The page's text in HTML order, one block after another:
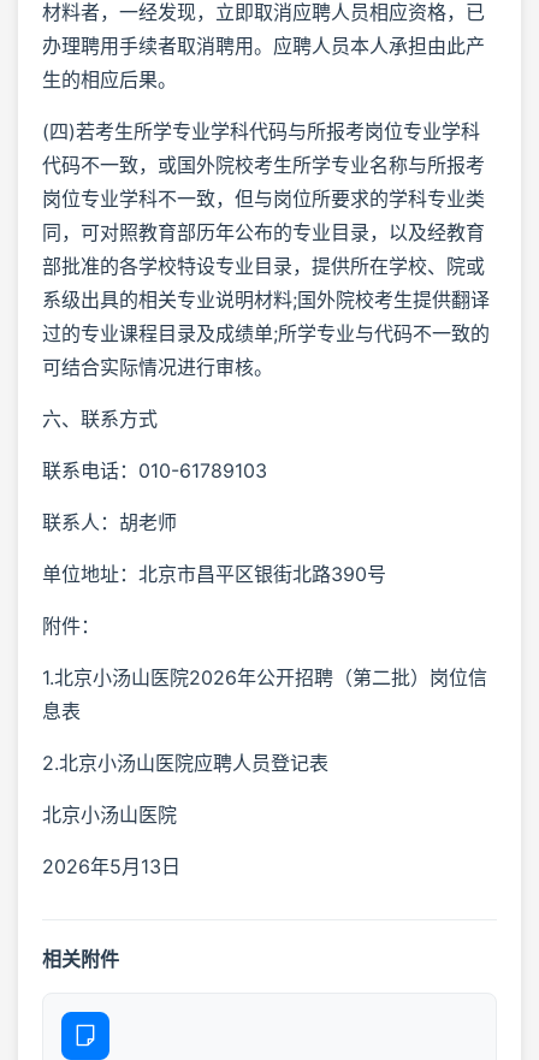
材料者，一经发现，立即取消应聘人员相应资格，已
办理聘用手续者取消聘用。应聘人员本人承担由此产
生的相应后果。
(四)若考生所学专业学科代码与所报考岗位专业学科
代码不一致，或国外院校考生所学专业名称与所报考
岗位专业学科不一致，但与岗位所要求的学科专业类
同，可对照教育部历年公布的专业目录，以及经教育
部批准的各学校特设专业目录，提供所在学校、院或
系级出具的相关专业说明材料;国外院校考生提供翻译
过的专业课程目录及成绩单;所学专业与代码不一致的
可结合实际情况进行审核。
六、联系方式
联系电话：010-61789103
联系人：胡老师
单位地址：北京市昌平区银街北路390号
附件：
1.北京小汤山医院2026年公开招聘（第二批）岗位信
息表
2.北京小汤山医院应聘人员登记表
北京小汤山医院
2026年5月13日
相关附件